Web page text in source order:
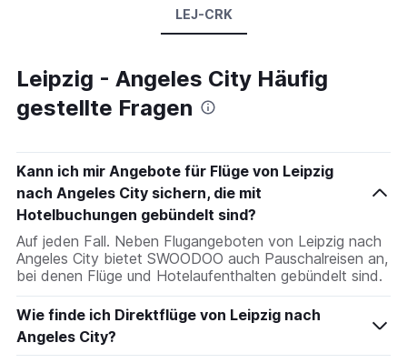
LEJ-CRK
Leipzig - Angeles City Häufig
gestellte Fragen
Kann ich mir Angebote für Flüge von Leipzig
nach Angeles City sichern, die mit
Hotelbuchungen gebündelt sind?
Auf jeden Fall. Neben Flugangeboten von Leipzig nach
Angeles City bietet SWOODOO auch Pauschalreisen an,
bei denen Flüge und Hotelaufenthalten gebündelt sind.
Wie finde ich Direktflüge von Leipzig nach
Angeles City?